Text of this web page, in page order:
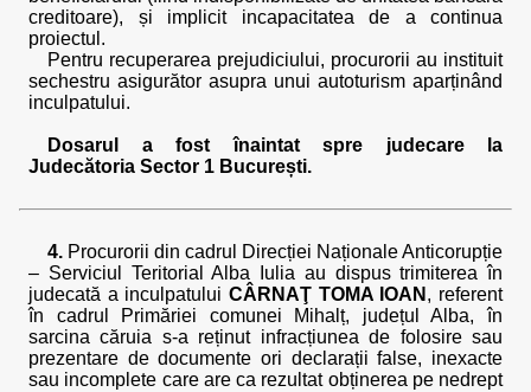
creditoare), și implicit incapacitatea de a continua
proiectul.
Pentru recuperarea prejudiciului, procurorii au instituit
sechestru asigurător asupra unui autoturism aparținând
inculpatului.
Dosarul a fost înaintat spre judecare la
Judecătoria Sector 1 București.
4. Procurorii din cadrul Direcției Naționale Anticorupție
– Serviciul Teritorial Alba Iulia au dispus trimiterea în
judecată a inculpatului CÂRNAŢ TOMA IOAN , referent
în cadrul Primăriei comunei Mihalț, județul Alba, în
sarcina căruia s-a reținut infracțiunea de folosire sau
prezentare de documente ori declarații false, inexacte
sau incomplete care are ca rezultat obținerea pe nedrept